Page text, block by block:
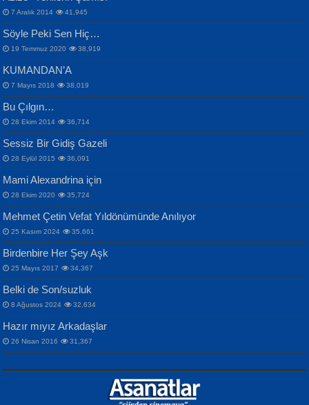
VAHDETTİN YİĞİTCAN
Samimiyet Nedir?...
İPEK ACAR SERT
Gazze’nin Şecaati, Ümmetin İmtihanı...
MAHMUT GÜRBÜZ
İbrahim Olmak ve Bitirebilmek...
NURAN KÖSE BAYDAR
Bülent Sağlam
Mescid-i Aksâ Üstüne Ay!...
Selahattin Yıldız
İdrakimle Üşürken...
Songül Özel
Mahzen...
ERDEM BAYAZIT
Sana, Bana, Vatanıma, Ülkemin
İnsanlarına Dair...
NAZIM HİKMET RAN
Bir Cezaevinde, Tecritteki Adamın
Mektupları...
7 Aralık 2014 41,945
Söyle Peki Sen Hiç…
19 Temmuz 2020 38,919
KUMANDAN’A
7 Mayıs 2018 38,019
Bu Çılgın…
28 Ekim 2014 36,714
Sessiz Bir Gidiş Gazeli
28 Eylül 2015 36,091
Mami Alexandrina için
28 Ekim 2020 35,724
Mehmet Çetin Vefat Yıldönümünde Anılıyor
25 Kasım 2024 35,661
Birdenbire Her Şey Aşk
25 Mayıs 2017 34,367
Belki de Son/suzluk
8 Ağustos 2024 32,634
Hazır mıyız Arkadaşlar
26 Nisan 2016 31,367